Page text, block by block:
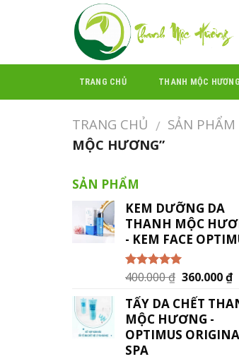
TRANG CHỦ THANH MỘC
TRANG CHỦ / SẢN PHẨM
MỘC HƯƠNG”
SẢN PHẨM
KEM DƯỠNG DA
THANH MỘC
- KEM FACE
Được xếp
5.005
sao
400.000₫ 360.000₫
TẨY DA CHẾT
MỘC HƯƠNG -
OPTIMUS
SPA